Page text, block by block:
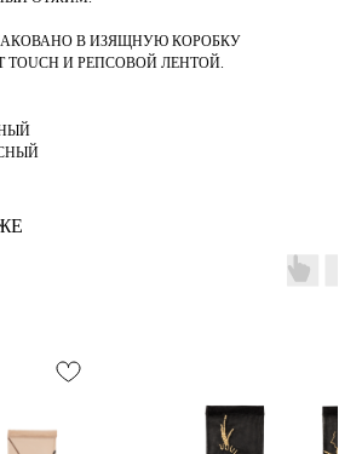
В ИЗЯЩНУЮ КОРОБКУ
И РЕПСОВОЙ ЛЕНТОЙ.